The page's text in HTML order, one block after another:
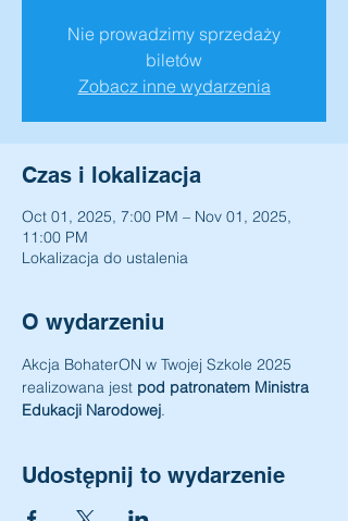
Nie prowadzimy sprzedaży
biletów
Zobacz inne wydarzenia
Czas i lokalizacja
Oct 01, 2025, 7:00 PM – Nov 01, 2025,
11:00 PM
Lokalizacja do ustalenia
O wydarzeniu
Akcja BohaterON w Twojej Szkole 2025
realizowana jest pod patronatem Ministra
Edukacji Narodowej.
Udostępnij to wydarzenie